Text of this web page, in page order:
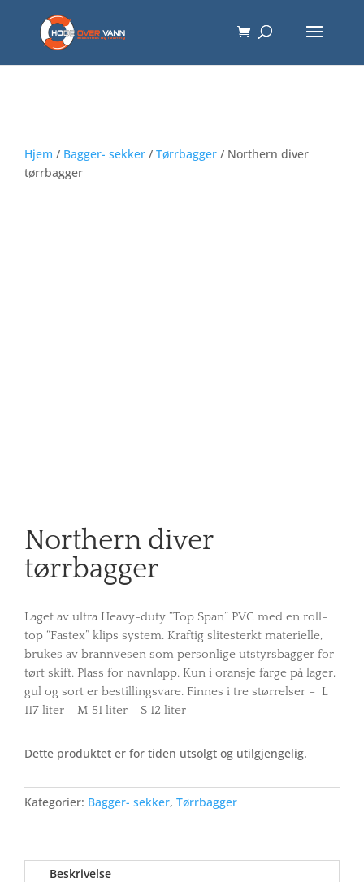
Hjem / Bagger- sekker / Tørrbagger / Northern diver
tørrbagger
Northern diver
tørrbagger
Laget av ultra Heavy-duty “Top Span” PVC med en roll-
top “Fastex” klips system. Kraftig slitesterkt materielle,
brukes av brannvesen som personlige utstyrsbagger for
tørt skift. Plass for navnlapp. Kun i oransje farge på lager,
gul og sort er bestillingsvare. Finnes i tre størrelser – L
117 liter – M 51 liter – S 12 liter
Dette produktet er for tiden utsolgt og utilgjengelig.
Kategorier: Bagger- sekker, Tørrbagger
Beskrivelse